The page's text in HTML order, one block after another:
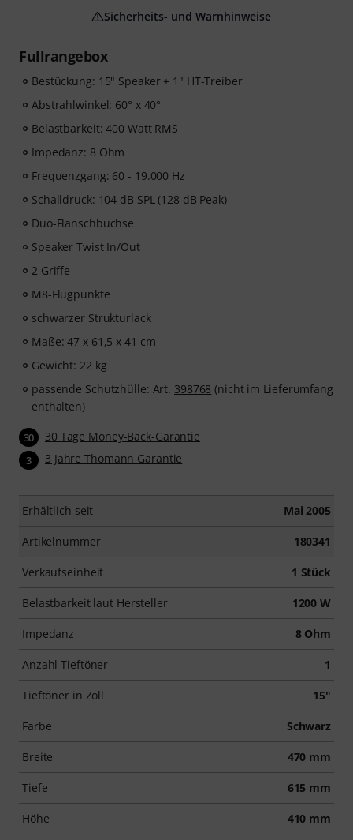
Fullrangebox
Bestückung: 15" Speaker + 1" HT-Treiber
Abstrahlwinkel: 60° x 40°
Belastbarkeit: 400 Watt RMS
Impedanz: 8 Ohm
Frequenzgang: 60 - 19.000 Hz
Schalldruck: 104 dB SPL (128 dB Peak)
Duo-Flanschbuchse
Speaker Twist In/Out
2 Griffe
M8-Flugpunkte
schwarzer Strukturlack
Maße: 47 x 61,5 x 41 cm
Gewicht: 22 kg
passende Schutzhülle: Art. 398768 (nicht im Lieferumfang
enthalten)
30 30 Tage Money-Back-Garantie
3 3 Jahre Thomann Garantie
Erhältlich seit Mai 2005
Artikelnummer 180341
Verkaufseinheit 1 Stück
Belastbarkeit laut Hersteller 1200 W
Impedanz 8 Ohm
Anzahl Tieftöner 1
Tieftöner in Zoll 15"
Farbe Schwarz
Breite 470 mm
Tiefe 615 mm
Höhe 410 mm
Sicherheits- und Warnhinweise